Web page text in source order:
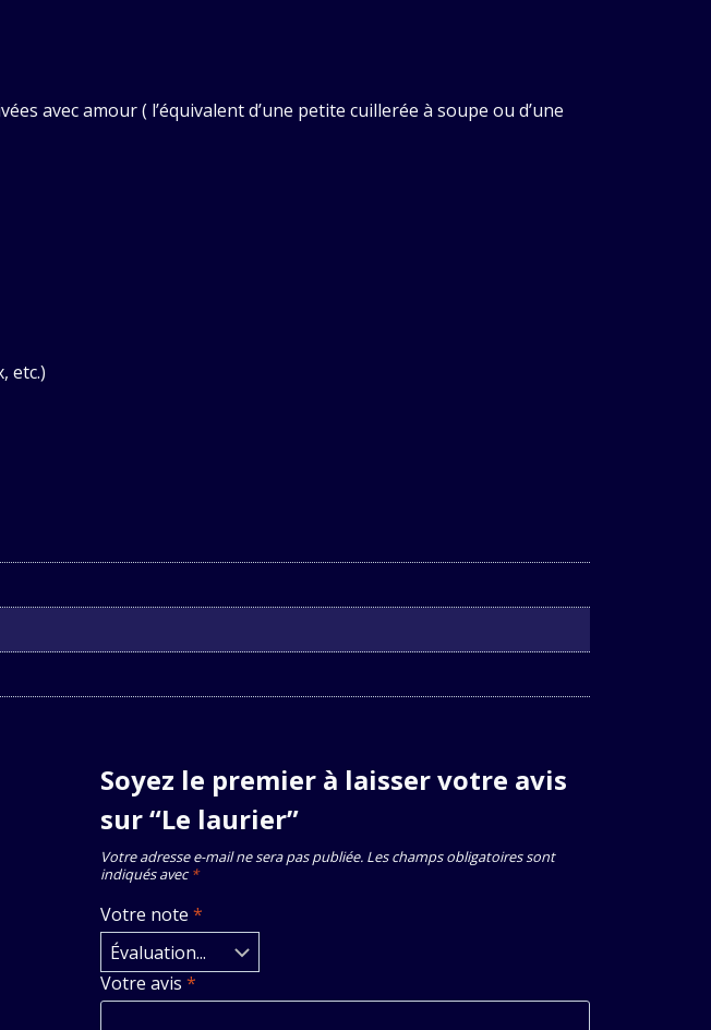
avec amour ( l’équivalent d’une petite cuillerée à soupe ou d’une
etc.)
Soyez le premier à laisser votre avis
sur “Le laurier”
Votre adresse e-mail ne sera pas publiée. Les champs obligatoires sont
indiqués avec*
Votre note*
Votre avis*